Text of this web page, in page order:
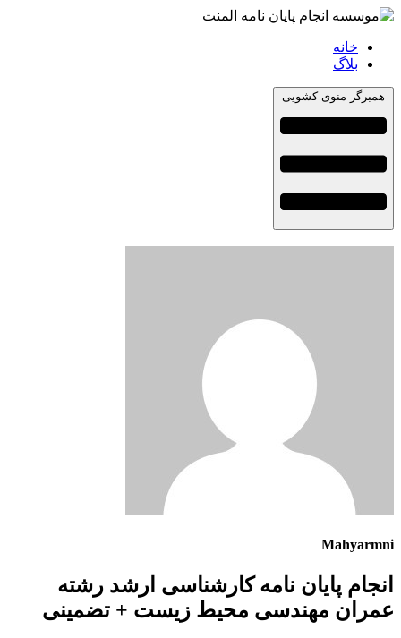
خانه
بلاگ
همبرگر منوی کشویی
Mahyarmni
انجام پایان نامه کارشناسی ارشد رشته
عمران مهندسی محیط زیست + تضمینی